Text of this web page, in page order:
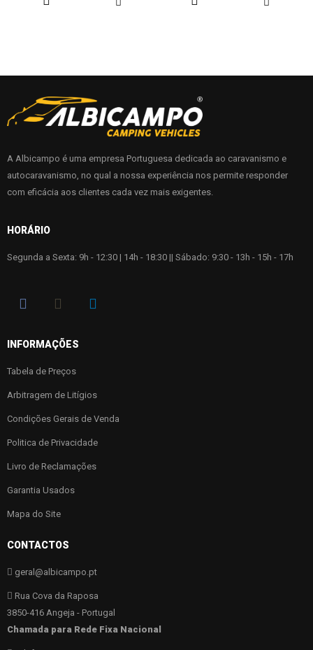
A Albicampo é uma empresa Portuguesa dedicada ao caravanismo e
autocaravanismo, no qual a nossa experiência nos permite responder
com eficácia aos clientes cada vez mais exigentes.
HORÁRIO
Segunda a Sexta: 9h - 12:30 | 14h - 18:30 || Sábado: 9:30 - 13h - 15h - 17h
INFORMAÇÕES
Tabela de Preços
Arbitragem de Litígios
Condições Gerais de Venda
Politica de Privacidade
Livro de Reclamações
Garantia Usados
Mapa do Site
CONTACTOS
geral@albicampo.pt
Rua Cova da Raposa
3850-416 Angeja - Portugal
Chamada para Rede Fixa Nacional